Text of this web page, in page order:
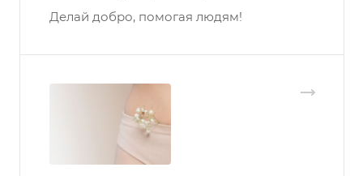
Делай добро, помогая людям!